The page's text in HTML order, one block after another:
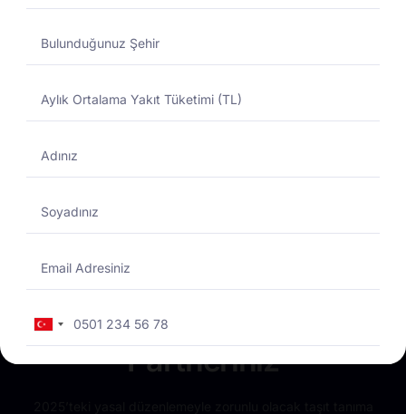
Yakıtmatik Nedir?
Yakıtmatikte Güvenilir
Partneriniz
Turkey
+90